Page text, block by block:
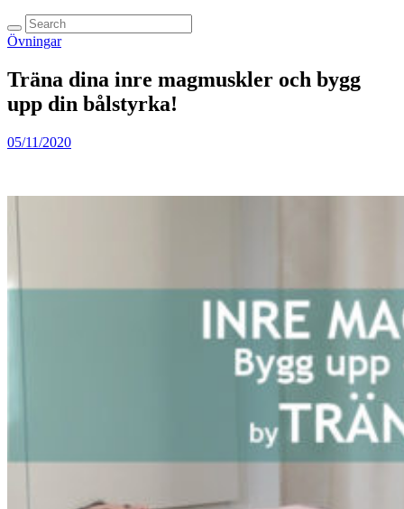
Övningar
Träna dina inre magmuskler och bygg
upp din bålstyrka!
05/11/2020